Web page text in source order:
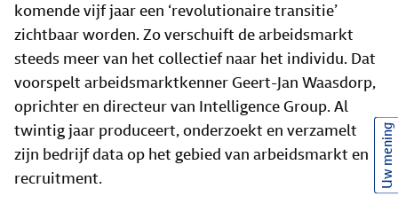
komende vijf jaar een ‘revolutionaire transitie’
zichtbaar worden. Zo verschuift de arbeidsmarkt
steeds meer van het collectief naar het individu. Dat
voorspelt arbeidsmarktkenner Geert-Jan Waasdorp,
oprichter en directeur van Intelligence Group. Al
twintig jaar produceert, onderzoekt en verzamelt
zijn bedrijf data op het gebied van arbeidsmarkt en
recruitment.
Uw mening